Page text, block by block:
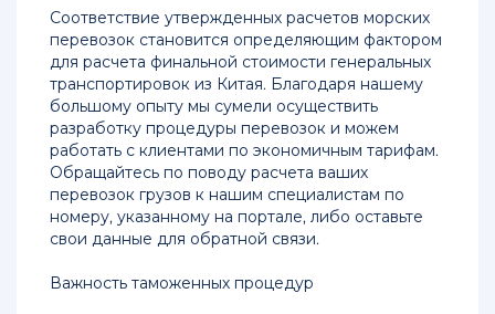
Международные
грузоперевозки
Как
купить
мебель
в
Китае
Контейнерные
морские
грузов
Соответствие утвержденных расчетов морских
перевозок становится определяющим фактором
для расчета финальной стоимости генеральных
транспортировок из Китая. Благодаря нашему
большому опыту мы сумели осуществить
разработку процедуры перевозок и можем
работать с клиентами по экономичным тарифам.
Обращайтесь по поводу расчета ваших
перевозок грузов к нашим специалистам по
номеру, указанному на портале, либо оставьте
свои данные для обратной связи.
Важность таможенных процедур